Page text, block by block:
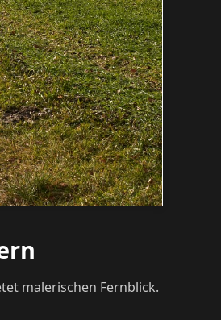
malerischen Fernblick.